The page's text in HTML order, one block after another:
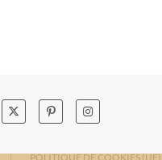
POLITIQUE DE COOKIES (UE)